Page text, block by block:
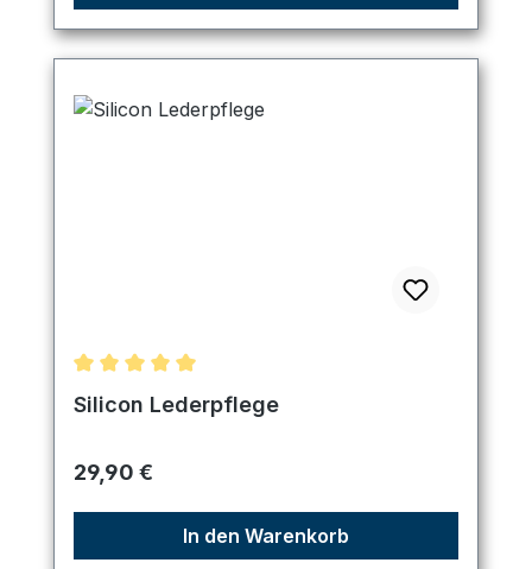
Durchschnittliche Bewertung von 5 von 5 Sternen
Silicon Lederpflege
Regulärer Preis:
29,90 €
In den Warenkorb